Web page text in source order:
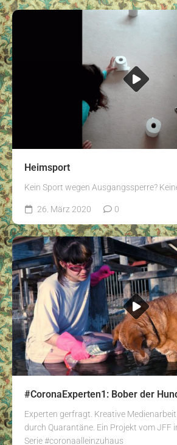
Heimsport
Kein Sport wegen Ausgangssperre?
26. März 2020 0
#CoronaExperten1: Bober der
Experten gerfragt. Kreative
durch Quarantäne. Ein Projekt vom JFF
Serie #coronaalleinzuhaus